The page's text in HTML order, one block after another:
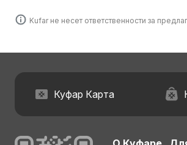
Kufar не несет ответственности за
Куфар Карта